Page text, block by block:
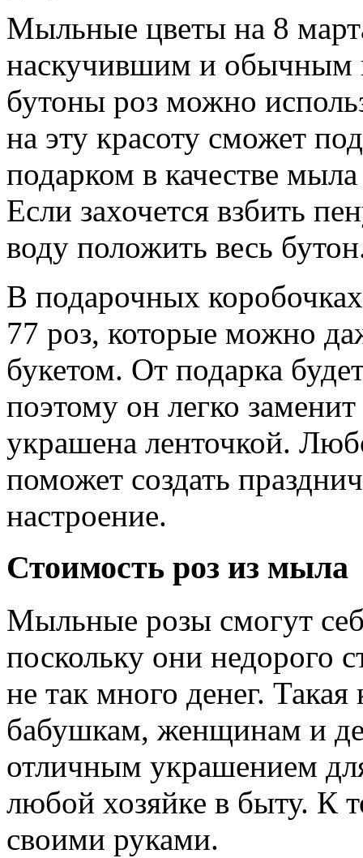
Мыльные цветы на 8
наскучившим и обычным
бутоны роз можно
на эту красоту сможет
подарком в качестве
Если захочется взбить
воду положить весь
В подарочных
77 роз, которые можно
букетом. От подарка
поэтому он легко
украшена ленточкой.
поможет создать
настроение.
Стоимость роз из мыла
Мыльные розы смогут
поскольку они недорого
не так много денег.
бабушкам, женщинам и
отличным украшением
любой хозяйке в быту. К
своими руками.